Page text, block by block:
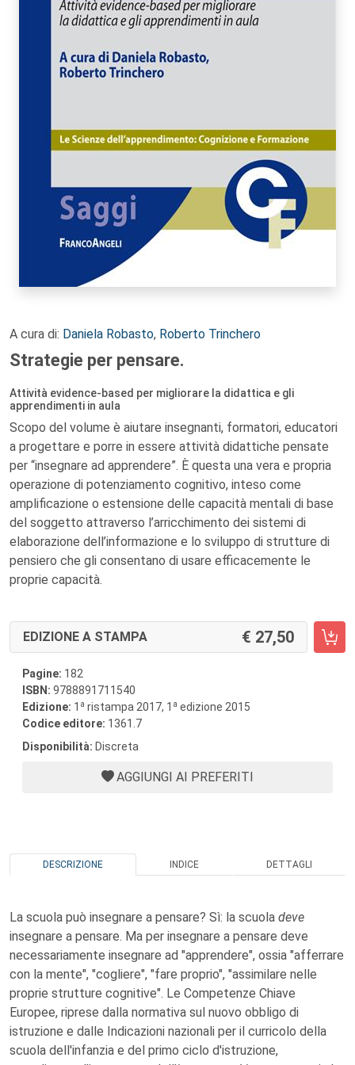
A cura di: Daniela Robasto, Roberto Trinchero
Strategie per pensare.
Attività evidence-based per migliorare la didattica e gli
apprendimenti in aula
Scopo del volume è aiutare insegnanti, formatori, educatori
a progettare e porre in essere attività didattiche pensate
per “insegnare ad apprendere”. È questa una vera e propria
operazione di potenziamento cognitivo, inteso come
amplificazione o estensione delle capacità mentali di base
del soggetto attraverso l’arricchimento dei sistemi di
elaborazione dell’informazione e lo sviluppo di strutture di
pensiero che gli consentano di usare efficacemente le
proprie capacità.
EDIZIONE A STAMPA 27,50
Pagine: 182
ISBN: 9788891711540
Edizione: 1 a ristampa 2017, 1 a edizione 2015
Codice editore: 1361.7
Disponibilità: Discreta
AGGIUNGI AI PREFERITI
DESCRIZIONE INDICE DETTAGLI
La scuola può insegnare a pensare? Sì: la scuola deve
insegnare a pensare. Ma per insegnare a pensare deve
necessariamente insegnare ad "apprendere", ossia "afferrare
con la mente", "cogliere", "fare proprio", "assimilare nelle
proprie strutture cognitive". Le Competenze Chiave
Europee, riprese dalla normativa sul nuovo obbligo di
istruzione e dalle Indicazioni nazionali per il curricolo della
scuola dell'infanzia e del primo ciclo d'istruzione,